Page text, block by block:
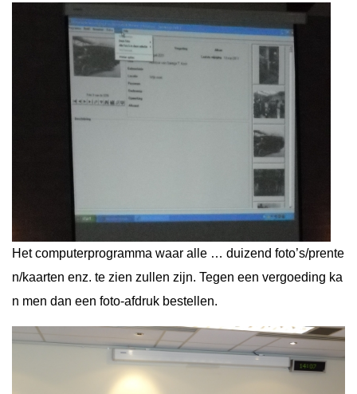
Het computerprogramma waar alle … duizend foto’s/prente
n/kaarten enz. te zien zullen zijn. Tegen een vergoeding ka
n men dan een foto-afdruk bestellen.